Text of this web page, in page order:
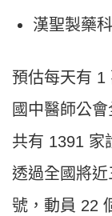
漢聖製藥
預估每天有 1
國中醫師公
共有 1391 家
透過全國將
號，動員 22